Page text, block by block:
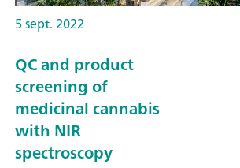
5 sept. 2022
QC and product
screening of
medicinal cannabis
with NIR
spectroscopy